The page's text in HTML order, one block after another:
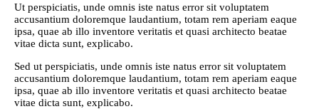
Ut perspiciatis, unde omnis iste natus error sit voluptatem
accusantium doloremque laudantium, totam rem aperiam eaque
ipsa, quae ab illo inventore veritatis et quasi architecto beatae
vitae dicta sunt, explicabo.
Sed ut perspiciatis, unde omnis iste natus error sit voluptatem
accusantium doloremque laudantium, totam rem aperiam eaque
ipsa, quae ab illo inventore veritatis et quasi architecto beatae
vitae dicta sunt, explicabo.